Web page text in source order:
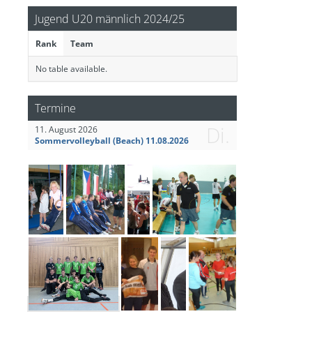
Jugend U20 männlich 2024/25
Rank Team
No table available.
Termine
Di.
11. August 2026
Sommervolleyball (Beach) 11.08.2026
Qualifikationsturnier U20 Landesmeisterschaft am 22.11.2022 in Strausberg